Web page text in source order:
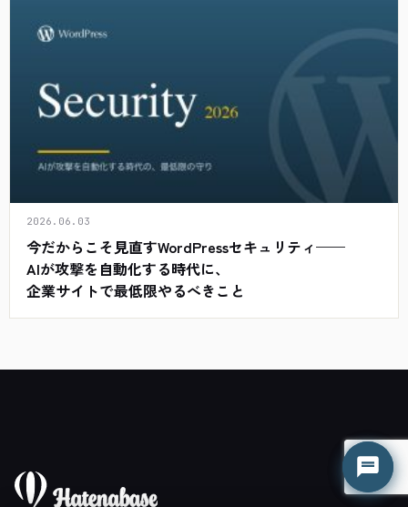
2026.06.03
今だからこそ見直すWordPressセキュリティ——
AIが攻撃を自動化する時代に、
企業サイトで最低限やるべきこと